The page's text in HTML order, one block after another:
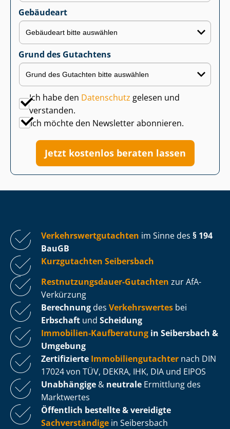
Gebäudeart
Grund des Gutachtens
Ich habe den Datenschutz gelesen und
verstanden.
Ich möchte den Newsletter abonnieren.
Jetzt kostenlos beraten lassen
Ver­kehrs­wert­gut­ach­ten im Sinne des § 194
BauGB
Kurzgutachten Seibersbach
Rest­nut­zungs­dau­er-Gutachten zur AfA-
Verkürzung
Berechnung des Verkehrswertes bei
Erbschaft und Scheidung
Immobilien-Kaufberatung in Seibersbach &
Umgebung
Zertifizierte Im­mo­bi­li­en­gut­ach­ter nach DIN
17024 von TÜV, DEKRA, IHK, DIA und EIPOS
Unabhängige & neutrale Ermittlung des
Marktwertes
Öffentlich bestellte & vereidigte
Sachverständige in Seibersbach